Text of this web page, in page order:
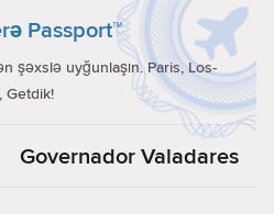
Passport™
şəxslə uyğunlaşın. Paris, Los-
Getdik!
Governador Valadares